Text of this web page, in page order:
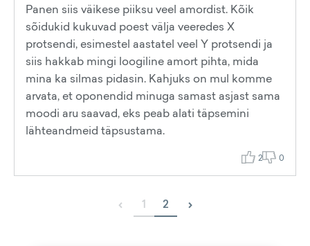
Panen siis väikese piiksu veel amordist. Kõik
sõidukid kukuvad poest välja veeredes X
protsendi, esimestel aastatel veel Y protsendi ja
siis hakkab mingi loogiline amort pihta, mida
mina ka silmas pidasin. Kahjuks on mul komme
arvata, et oponendid minuga samast asjast sama
moodi aru saavad, eks peab alati täpsemini
lähteandmeid täpsustama.
2 0
‹ 1 2 ›